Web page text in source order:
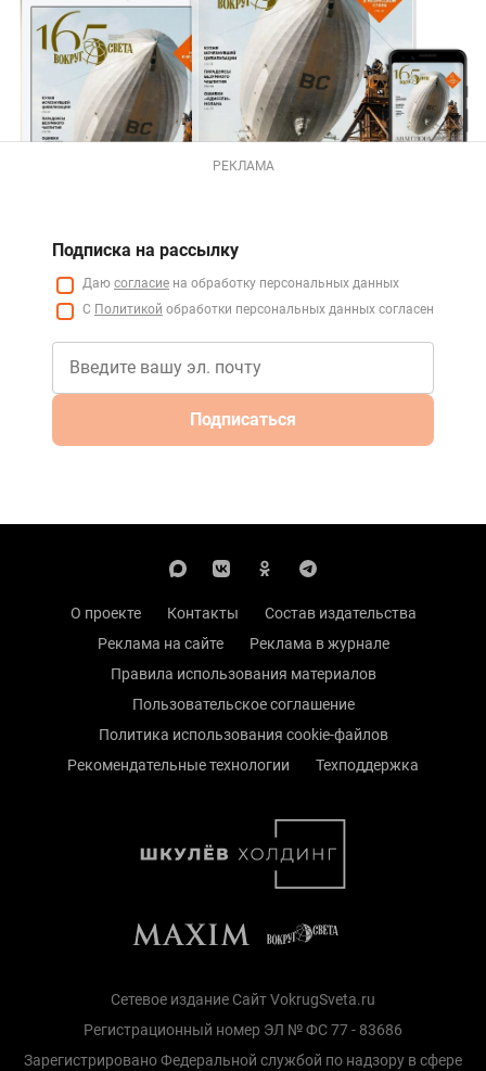
РЕКЛАМА
Подписка на рассылку
Даю согласие на обработку персональных данных
С Политикой обработки персональных данных согласен
Подписаться
О проекте Контакты
Состав издательства
Реклама на сайте
Реклама в журнале
Правила использования материалов
Пользовательское соглашение
Политика использования cookie-файлов
Рекомендательные технологии
Техподдержка
Сетевое издание Сайт VokrugSveta.ru
Регистрационный номер ЭЛ № ФС 77 - 83686
Зарегистрировано Федеральной службой по надзору в сфере